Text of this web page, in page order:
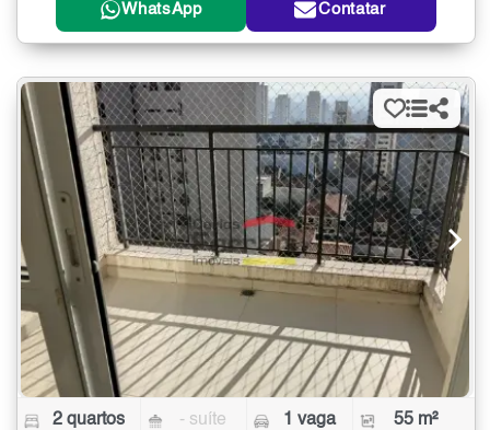
WhatsApp Contatar
2 quartos - suíte 1 vaga 55 m²